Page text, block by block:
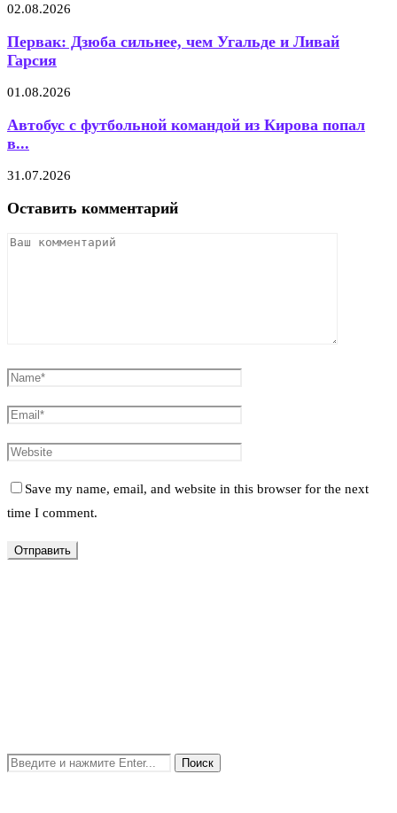
02.08.2026
Первак: Дзюба сильнее, чем Угальде и Ливай
Гарсия
01.08.2026
Автобус с футбольной командой из Кирова попал
в...
31.07.2026
Оставить комментарий
Save my name, email, and website in this browser for the next
time I comment.